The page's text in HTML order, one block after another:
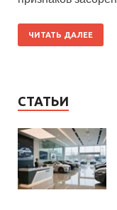
ЧИТАТЬ ДАЛЕЕ
СТАТЬИ